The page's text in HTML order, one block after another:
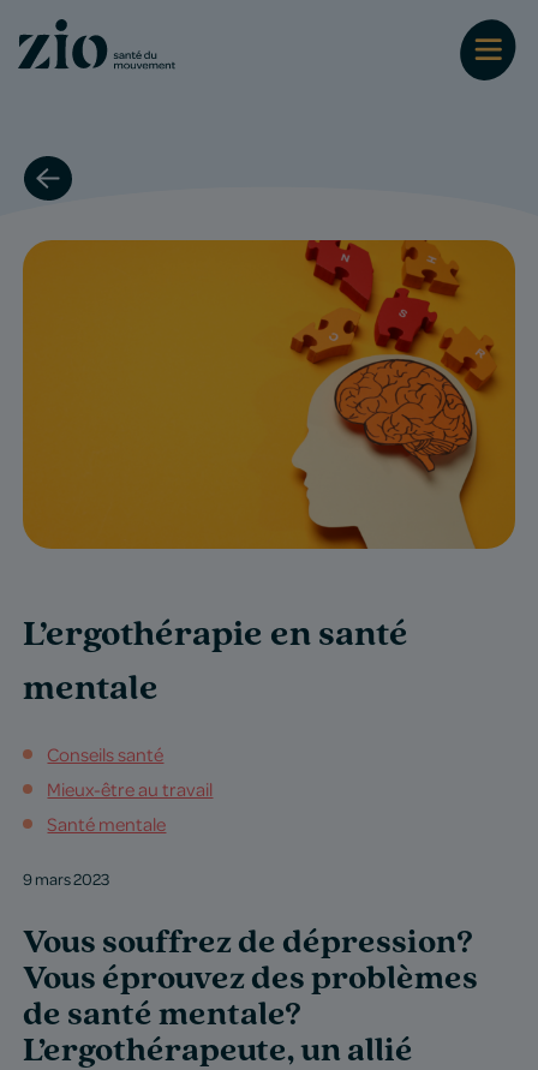
L’ergothérapie en santé
mentale
Conseils santé
Mieux-être au travail
Santé mentale
9 mars 2023
Vous souffrez de dépression?
Vous éprouvez des problèmes
de santé mentale?
L’ergothérapeute, un allié